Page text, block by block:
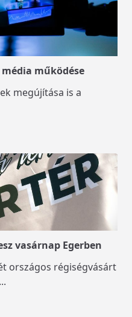
működése
megújítása is a
vasárnap Egerben
országos régiségvásárt
...